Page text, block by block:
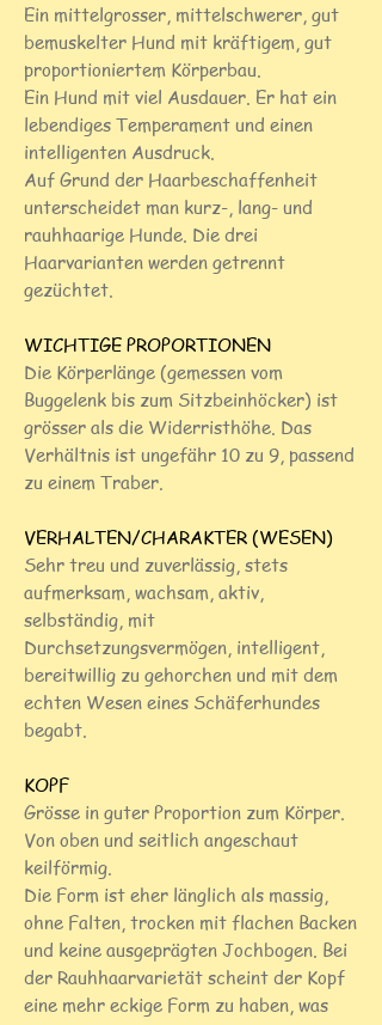
Ein mittelgrosser, mittelschwerer, gut
bemuskelter Hund mit kräftigem, gut
proportioniertem Körperbau.
Ein Hund mit viel Ausdauer. Er hat ein
lebendiges Temperament und einen
intelligenten Ausdruck.
Auf Grund der Haarbeschaffenheit
unterscheidet man kurz-, lang- und
rauhhaarige Hunde. Die drei
Haarvarianten werden getrennt
gezüchtet.
WICHTIGE PROPORTIONEN
Die Körperlänge (gemessen vom
Buggelenk bis zum Sitzbeinhöcker) ist
grösser als die Widerristhöhe. Das
Verhältnis ist ungefähr 10 zu 9, passend
zu einem Traber.
VERHALTEN/CHARAKTER (WESEN)
Sehr treu und zuverlässig, stets
aufmerksam, wachsam, aktiv,
selbständig, mit
Durchsetzungsvermögen, intelligent,
bereitwillig zu gehorchen und mit dem
echten Wesen eines Schäferhundes
begabt.
KOPF
Grösse in guter Proportion zum Körper.
Von oben und seitlich angeschaut
keilförmig.
Die Form ist eher länglich als massig,
ohne Falten, trocken mit flachen Backen
und keine ausgeprägten Jochbogen. Bei
der Rauhhaarvarietät scheint der Kopf
eine mehr eckige Form zu haben, was